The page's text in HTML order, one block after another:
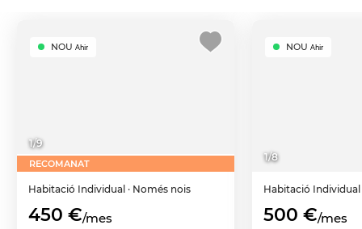
1/9
NOU Ahir
RECOMANAT
Habitació Individual · Només nois
450 €/mes
1/8
NOU Ahir
Habitació Individual
500 €/mes